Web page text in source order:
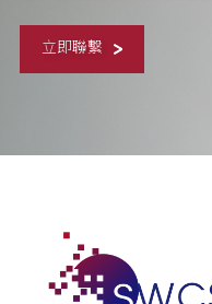
立即聯繫